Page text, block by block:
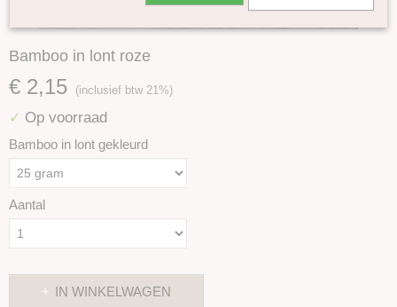
Bamboo in lont roze
€ 2,15 (inclusief btw 21%)
✓ Op voorraad
Bamboo in lont gekleurd
Aantal
IN WINKELWAGEN